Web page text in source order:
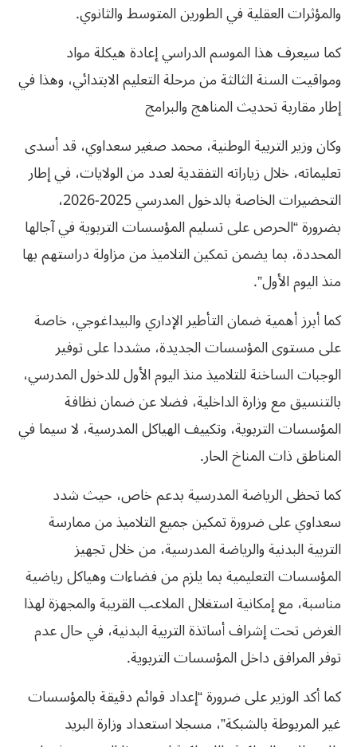
والمؤثرات العقلية في الطورين المتوسط والثانوي.
كما سيعرف هذا الموسم الدراسي إعادة هيكلة مواد
ومواقيت السنة الثالثة من مرحلة التعليم الابتدائي، وهذا في
إطار مقاربة تحديث المناهج والبرامج
وكان وزير التربية الوطنية، محمد صغير سعداوي، قد أسدى
تعليماته، خلال زياراته التفقدية لعدد من الولايات، في إطار
التحضيرات الخاصة بالدخول المدرسي 2025-2026،
بضرورة “الحرص على تسليم المؤسسات التربوية في آجالها
المحددة، بما يضمن تمكين التلاميذ من مزاولة دراستهم بها
منذ اليوم الأول”.
كما أبرز أهمية ضمان التأطير الإداري والبيداغوجي، خاصة
على مستوى المؤسسات الجديدة، مشددا على توفير
الوجبات الساخنة للتلاميذ منذ اليوم الأول للدخول المدرسي،
بالتنسيق مع وزارة الداخلية، فضلا عن ضمان نظافة
المؤسسات التربوية، وتكييف الهياكل المدرسية، لا سيما في
المناطق ذات المناخ الحار.
كما تحظى الرياضة المدرسية بدعم خاص، حيث شدد
سعداوي على ضرورة تمكين جميع التلاميذ من ممارسة
التربية البدنية والرياضة المدرسية، من خلال تجهيز
المؤسسات التعليمية بما يلزم من فضاءات وهياكل رياضية
مناسبة، مع إمكانية استغلال الملاعب القريبة والمجهزة لهذا
الغرض تحت إشراف أساتذة التربية البدنية، في حال عدم
توفر المرافق داخل المؤسسات التربوية.
كما أكد الوزير على ضرورة “إعداد قوائم دقيقة بالمؤسسات
غير المربوطة بالشبكة”، مسجلا استعداد وزارة البريد